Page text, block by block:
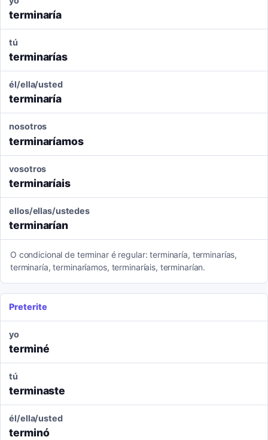
terminaría
tú
terminarías
él/ella/usted
terminaría
nosotros
terminaríamos
vosotros
terminaríais
ellos/ellas/ustedes
terminarían
O condicional de terminar é regular: terminaría, terminarías,
terminaría, terminaríamos, terminaríais, terminarían.
Preterite
yo
terminé
tú
terminaste
él/ella/usted
terminó